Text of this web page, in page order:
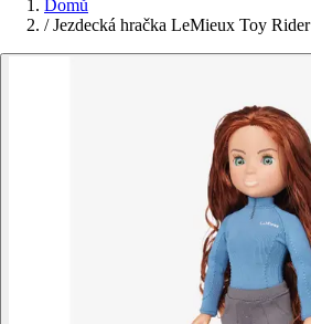
Domů
/ Jezdecká hračka LeMieux Toy Rider